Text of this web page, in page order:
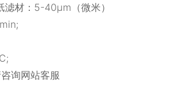
材：5-40μm（微米）
询网站客服